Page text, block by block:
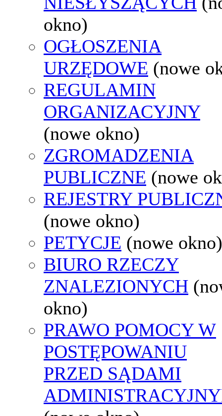
okno)
OGŁOSZENIA
URZĘDOWE (nowe
REGULAMIN
ORGANIZACYJNY
(nowe okno)
ZGROMADZENIA
PUBLICZNE (nowe
REJESTRY
(nowe okno)
PETYCJE (nowe okno)
BIURO RZECZY
ZNALEZIONYCH
okno)
PRAWO POMOCY W
POSTĘPOWANIU
PRZED SĄDAMI